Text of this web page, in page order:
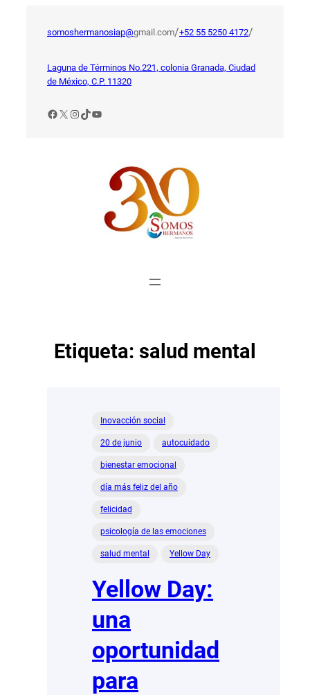
somoshermanosiap@gmail.com/+52 55 5250 4172/
Laguna de Términos No.221, colonia Granada, Ciudad
de México, C.P. 11320
Facebook
X Instagram
TikTok
YouTube
Etiqueta: salud mental
Inovacción social
20 de junio autocuidado
bienestar emocional
día más feliz del año
felicidad
psicología de las emociones
salud mental Yellow Day
Yellow Day:
una
oportunidad
para